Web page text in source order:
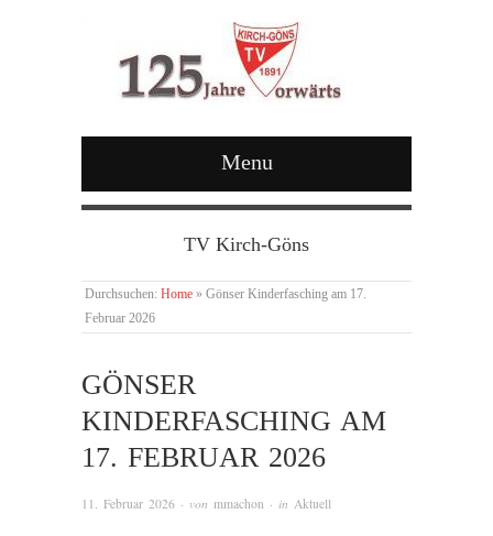
Menu
TV Kirch-Göns
Durchsuchen: Home » Gönser Kinderfasching am 17.
Februar 2026
GÖNSER
KINDERFASCHING AM
17. FEBRUAR 2026
11. Februar 2026 · von mmachon · in Aktuell